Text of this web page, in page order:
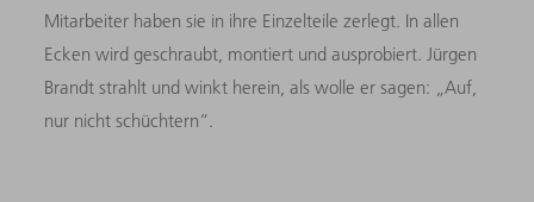
Mitarbeiter haben sie in ihre Einzelteile zerlegt. In allen
Ecken wird geschraubt, montiert und ausprobiert. Jürgen
Brandt strahlt und winkt herein, als wolle er sagen: „Auf,
nur nicht schüchtern“.